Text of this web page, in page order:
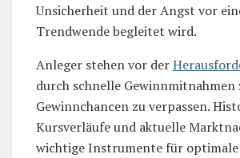
Unsicherheit und der Angst vor
Trendwende begleitet wird.
Anleger stehen vor der
durch schnelle
Gewinnchancen zu verpassen.
Kursverläufe und aktuelle
wichtige Instrumente für optimale